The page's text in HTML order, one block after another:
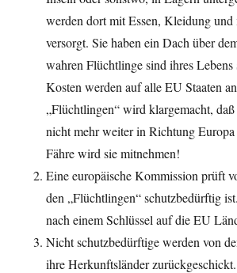
werden dort mit Essen, Kleidung und
versorgt. Sie haben ein Dach über
wahren Flüchtlinge sind ihres Lebens
Kosten werden auf alle EU Staaten
„Flüchtlingen“ wird klargemacht, daß
nicht mehr weiter in Richtung
Fähre wird sie mitnehmen!
Eine europäische Kommission prüft
den „Flüchtlingen“ schutzbedürftig
nach einem Schlüssel auf die EU
Nicht schutzbedürftige werden von
ihre Herkunftsländer zurückgeschickt.